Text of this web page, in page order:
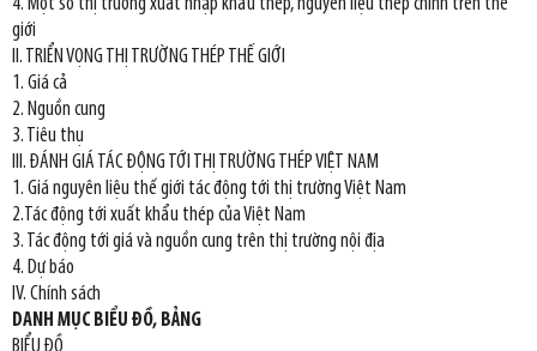
4. Một số thị trường xuất nhập khẩu thép, nguyên liệu thép chính trên thế
giới
II. TRIỂN VỌNG THỊ TRƯỜNG THÉP THẾ GIỚI
1. Giá cả
2. Nguồn cung
3. Tiêu thụ
III. ĐÁNH GIÁ TÁC ĐỘNG TỚI THỊ TRƯỜNG THÉP VIỆT NAM
1. Giá nguyên liệu thế giới tác động tới thị trường Việt Nam
2.Tác động tới xuất khẩu thép của Việt Nam
3. Tác động tới giá và nguồn cung trên thị trường nội địa
4. Dự báo
IV. Chính sách
DANH MỤC BIỂU ĐỒ, BẢNG